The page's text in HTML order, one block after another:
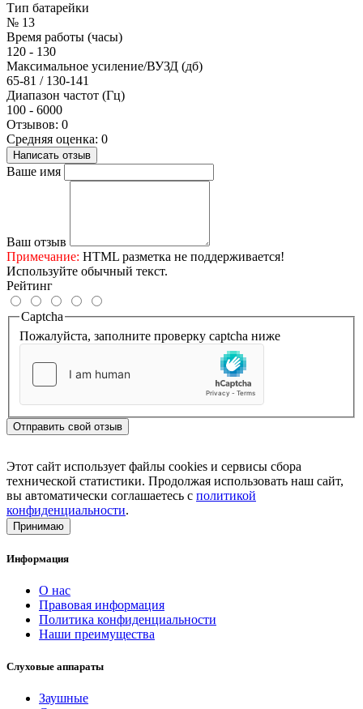
Тип батарейки
№ 13
Время работы (часы)
120 - 130
Максимальное усиление/ВУЗД (дб)
65-81 / 130-141
Диапазон частот (Гц)
100 - 6000
Отзывов: 0
Средняя оценка: 0
Написать отзыв
Ваше имя
Ваш отзыв
Примечание: HTML разметка не поддерживается!
Используйте обычный текст.
Рейтинг
Captcha
Пожалуйста, заполните проверку captcha ниже
Отправить свой отзыв
Этот сайт использует файлы cookies и сервисы сбора
технической статистики. Продолжая использовать наш сайт,
вы автоматически соглашаетесь с политикой
конфиденциальности.
Принимаю
Информация
О нас
Правовая информация
Политика конфиденциальности
Наши преимущества
Слуховые аппараты
Заушные